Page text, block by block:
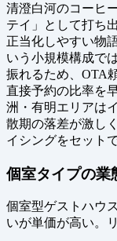
清澄白河のコーヒ
テイ」として打ち
正当化しやすい物
いう小規模構成で
振れるため、OTA
直接予約の比率を
洲・有明エリアは
散期の落差が激し
イシングをセット
個室タイプの業
個室型ゲストハウ
いが単価が高い。